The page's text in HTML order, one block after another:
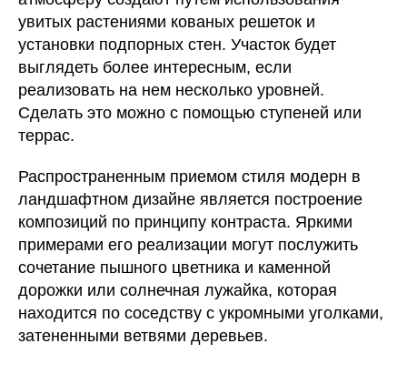
увитых растениями кованых решеток и
установки подпорных стен. Участок будет
выглядеть более интересным, если
реализовать на нем несколько уровней.
Сделать это можно с помощью ступеней или
террас.
Распространенным приемом стиля модерн в
ландшафтном дизайне является построение
композиций по принципу контраста. Яркими
примерами его реализации могут послужить
сочетание пышного цветника и каменной
дорожки или солнечная лужайка, которая
находится по соседству с укромными уголками,
затененными ветвями деревьев.